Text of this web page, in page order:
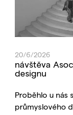
20/6/2026
návštěva
designu
Proběhlo u nás
průmyslového